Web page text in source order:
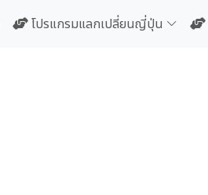
โปรแกรมแลกเปลี่ยนญี่ปุ่น